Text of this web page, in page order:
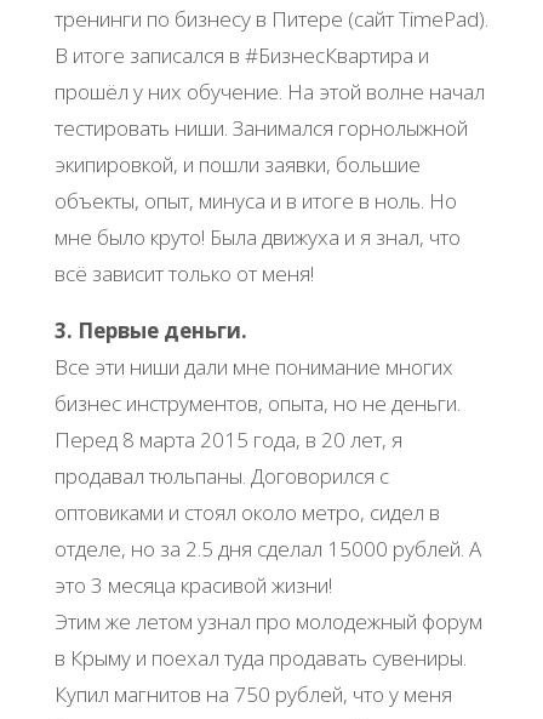
тренинги по бизнесу в Питере (сайт TimePad).
В итоге записался в #БизнесКвартира и
прошёл у них обучение. На этой волне начал
тестировать ниши. Занимался горнолыжной
экипировкой, и пошли заявки, большие
объекты, опыт, минуса и в итоге в ноль. Но
мне было круто! Была движуха и я знал, что
всё зависит только от меня!
3. Первые деньги.
Все эти ниши дали мне понимание многих
бизнес инструментов, опыта, но не деньги.
Перед 8 марта 2015 года, в 20 лет, я
продавал тюльпаны. Договорился с
оптовиками и стоял около метро, сидел в
отделе, но за 2.5 дня сделал 15000 рублей. А
это 3 месяца красивой жизни!
Этим же летом узнал про молодежный форум
в Крыму и поехал туда продавать сувениры.
Купил магнитов на 750 рублей, что у меня